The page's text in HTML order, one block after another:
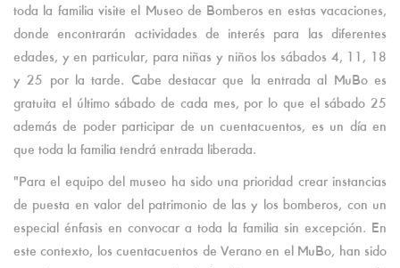
toda la familia visite el Museo de Bomberos en estas vacaciones,
donde encontrarán actividades de interés para las diferentes
edades, y en particular, para niñas y niños los sábados 4, 11, 18
y 25 por la tarde. Cabe destacar que la entrada al MuBo es
gratuita el último sábado de cada mes, por lo que el sábado 25
además de poder participar de un cuentacuentos, es un día en
que toda la familia tendrá entrada liberada.
"Para el equipo del museo ha sido una prioridad crear instancias
de puesta en valor del patrimonio de las y los bomberos, con un
especial énfasis en convocar a toda la familia sin excepción. En
este contexto, los cuentacuentos de Verano en el MuBo, han sido